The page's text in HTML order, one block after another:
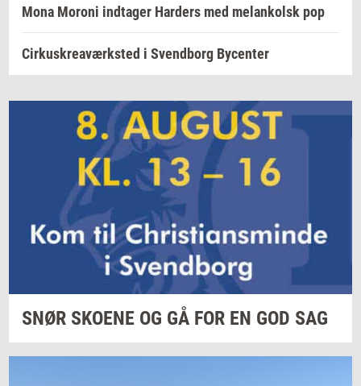
Mona Moroni indtager Harders med melankolsk pop
Cirkuskreaværksted i Svendborg Bycenter
SNØR SKO­E­NE OG GÅ FOR EN GOD SAG